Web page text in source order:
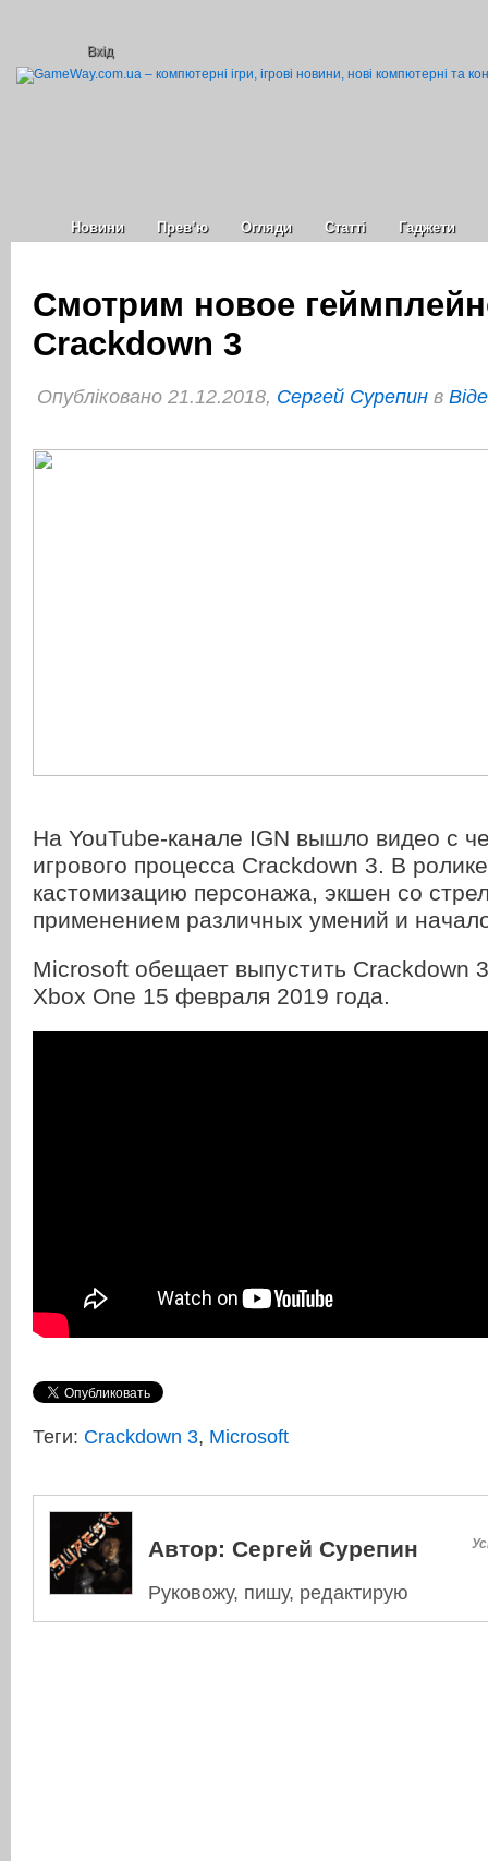
Вхід
Новини Прев’ю Огляди Статті Гаджети
Смотрим новое
Crackdown 3
Опубліковано 21.12.2018, Сергей Сурепин в
На YouTube-канале IGN вышло видео с
игрового процесса Crackdown 3. В
кастомизацию персонажа, экшен со
применением различных умений и
Microsoft обещает выпустить Crackdown
Xbox One 15 февраля 2019 года.
Теги: Crackdown 3, Microsoft
Автор: Сергей Сурепин
Руковожу, пишу, редактирую